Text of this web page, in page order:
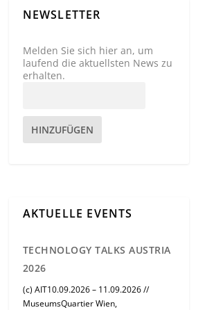
NEWSLETTER
Melden Sie sich hier an, um
laufend die aktuellsten News zu
erhalten.
HINZUFÜGEN
AKTUELLE EVENTS
TECHNOLOGY TALKS AUSTRIA
2026
(c) AIT10.09.2026 – 11.09.2026 //
MuseumsQuartier Wien,